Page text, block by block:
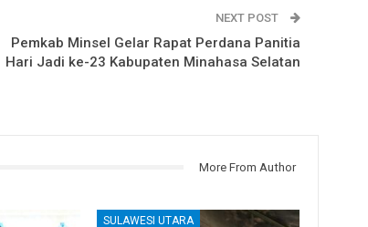
NEXT POST
Pemkab Minsel Gelar Rapat Perdana Panitia
Hari Jadi ke-23 Kabupaten Minahasa Selatan
More From Author
SULAWESI UTARA